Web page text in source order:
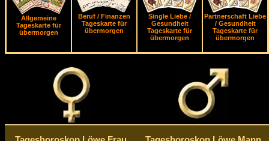
Allgemeine
Tageskarte für
übermorgen
Beruf / Finanzen
Tageskarte für
übermorgen
Single Liebe /
Gesundheit
Tageskarte für
übermorgen
Partnerschaft Liebe
/ Gesundheit
Tageskarte für
übermorgen